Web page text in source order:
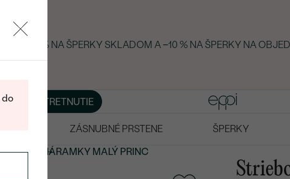
−25 % NA ŠPERKY SKLADOM A −10 % NA ŠPERKY NA
STRETNUTIE
ZÁSNUBNÉ PRSTENE ŠPERKY
PRINC NÁRAMKY MALÝ PRINC
do